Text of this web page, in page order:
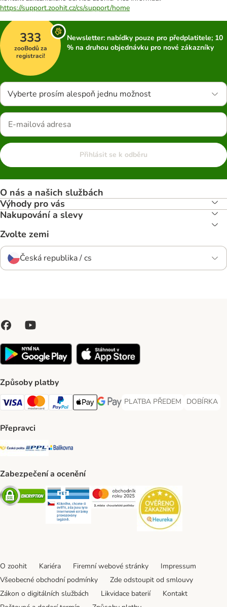
https://support.zoohit.cz/cs/support/home
333
zooBodů za
registraci!
Newsletter: nabídky pouze pro předplatitele; 10
% na druhou objednávku pro nové zákazníky
Vyberte prosím alespoň jednu možnost
Přihlásit se k odběru
O nás a našich službách
Výhody pro vás
Nakupování a slevy
Zvolte zemi
Česká republika / cs
Způsoby platby
Visa Payment Method
Mastercard Payment Method
PayPal Payment Method
Apple pay Payment Method
GooglePay Payment Method
PLATBA PŘEDEM
PLATBA PŘEDEM Payment
DOBÍRKA
DOBÍRKA
Přepravci
Česká pošta Shipping Method
PPL Shipping Method
Balíkovna Shipping Method
Zabezpečení a ocenění
Security Security Security
O zoohit Kariéra Firemní webové stránky
Impressum
Všeobecné obchodní podmínky
Zde odstoupit od smlouvy
Zákon o digitálních službách
Likvidace baterií
Kontakt